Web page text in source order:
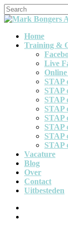
Home
Training &
Live
STAP
STAP
STAP
STAP
STAP
STAP
STAP
STAP
Vacature
Blog
Over
Contact
Uitbesteden